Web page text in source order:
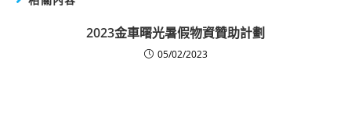
2023金車曙光暑假物資贊助計劃
05/02/2023